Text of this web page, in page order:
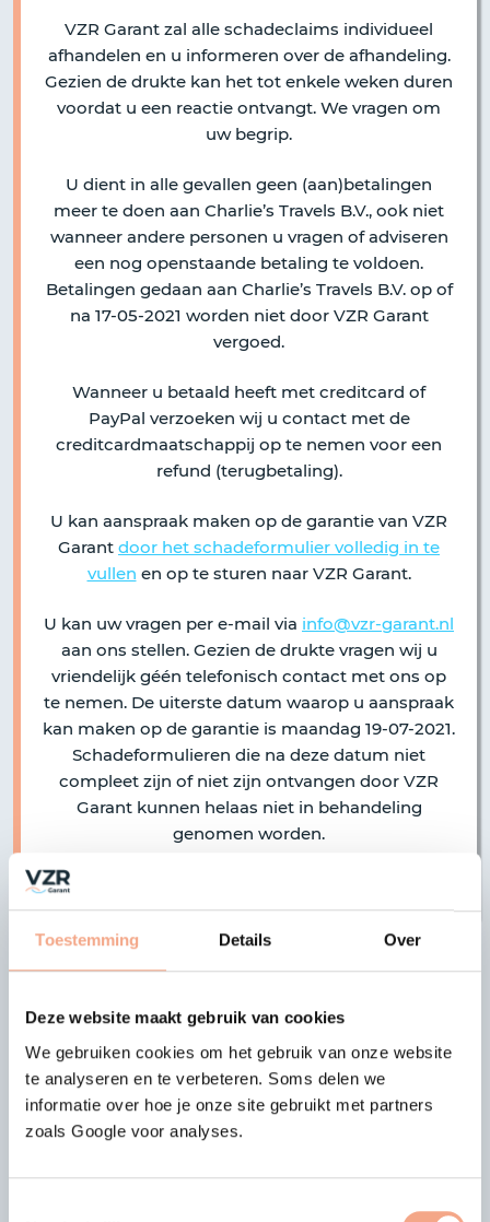
Toestemming Details Over
Deze website maakt gebruik van cookies
We gebruiken cookies om het gebruik van onze website
te analyseren en te verbeteren. Soms delen we
informatie over hoe je onze site gebruikt met partners
zoals Google voor analyses.
VZR Garant zal alle schadeclaims individueel
afhandelen en u informeren over de afhandeling.
Gezien de drukte kan het tot enkele weken duren
voordat u een reactie ontvangt. We vragen om
uw begrip.
U dient in alle gevallen geen (aan)betalingen
meer te doen aan Charlie’s Travels B.V., ook niet
wanneer andere personen u vragen of adviseren
een nog openstaande betaling te voldoen.
Betalingen gedaan aan Charlie’s Travels B.V. op of
na 17-05-2021 worden niet door VZR Garant
vergoed.
Wanneer u betaald heeft met creditcard of
PayPal verzoeken wij u contact met de
creditcardmaatschappij op te nemen voor een
refund (terugbetaling).
U kan aanspraak maken op de garantie van VZR
Garant door het schadeformulier volledig in te
vullen en op te sturen naar VZR Garant.
U kan uw vragen per e-mail via info@vzr-garant.nl
aan ons stellen. Gezien de drukte vragen wij u
vriendelijk géén telefonisch contact met ons op
te nemen. De uiterste datum waarop u aanspraak
kan maken op de garantie is maandag 19-07-2021.
Schadeformulieren die na deze datum niet
compleet zijn of niet zijn ontvangen door VZR
Garant kunnen helaas niet in behandeling
genomen worden.
vorige bericht alle berichten volgende bericht
Laatste nieuws
13-07-2026
Deelname Elba Travels